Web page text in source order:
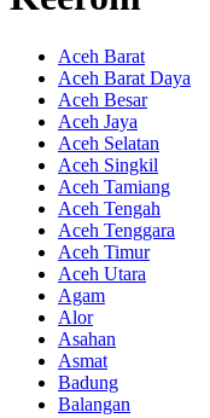
Aceh Barat
Aceh Barat Daya
Aceh Besar
Aceh Jaya
Aceh Selatan
Aceh Singkil
Aceh Tamiang
Aceh Tengah
Aceh Tenggara
Aceh Timur
Aceh Utara
Agam
Alor
Asahan
Asmat
Badung
Balangan